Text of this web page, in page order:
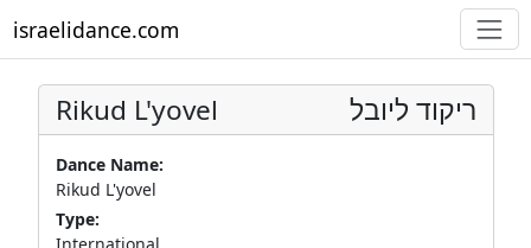
israelidance.com
Rikud L'yovel ריקוד ליובל
Dance Name:
Rikud L'yovel
Type: